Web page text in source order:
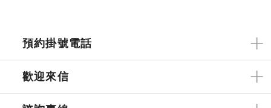
預約掛號電話
歡迎來信